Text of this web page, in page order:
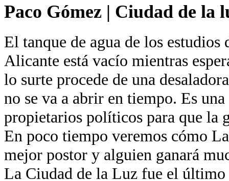
Paco Gómez | Ciudad de la
El tanque de agua de los
Alicante está vacío mientras
lo surte procede de una
no se va a abrir en tiempo. Es
propietarios políticos para que la
En poco tiempo veremos cómo
mejor postor y alguien ganará
La Ciudad de la Luz fue el